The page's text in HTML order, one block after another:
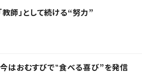
師」として続ける“努力”
はおむすびで‟食べる喜び”を発信